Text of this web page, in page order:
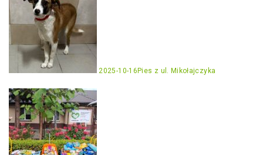
2025-10-16 Pies z ul. Mikołajczyka